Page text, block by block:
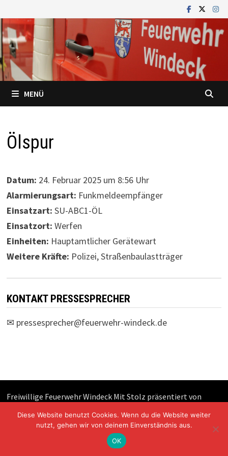
Inhalt
springen
MENÜ
Ölspur
Datum: 24. Februar 2025 um 8:56 Uhr
Alarmierungsart: Funkmeldeempfänger
Einsatzart: SU-ABC1-ÖL
Einsatzort: Werfen
Einheiten: Hauptamtlicher Gerätewart
Weitere Kräfte: Polizei, Straßenbaulastträger
KONTAKT PRESSESPRECHER
✉ pressesprecher@feuerwehr-windeck.de
Freiwillige Feuerwehr Windeck Mit Stolz präsentiert von
Diese Website benutzt Cookies. Wenn du die Website weiter
nutzt, gehen wir von deinem Einverständnis aus.
OK